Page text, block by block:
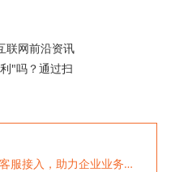
联网前沿资讯
"吗？通过扫
Facebook和Instagram客服接入，助力企业业务拓展